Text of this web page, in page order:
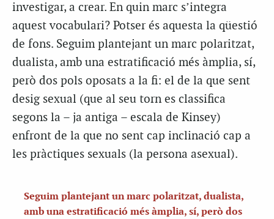
investigar, a crear. En quin marc s’integra
aquest vocabulari? Potser és aquesta la qüestió
de fons. Seguim plantejant un marc polaritzat,
dualista, amb una estratificació més àmplia, sí,
però dos pols oposats a la fi: el de la que sent
desig sexual (que al seu torn es classifica
segons la – ja antiga – escala de Kinsey)
enfront de la que no sent cap inclinació cap a
les pràctiques sexuals (la persona asexual).
Seguim plantejant un marc polaritzat, dualista,
amb una estratificació més àmplia, sí, però dos